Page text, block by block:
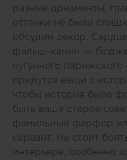
разные орнаменты,
оттенки не были
обсудим декор.
фальш-камин —
чугунного
придутся вещи с
чтобы история была
быть ваше старое
фамильный фарфор
сервант. Не стоит
интерьере, особенно